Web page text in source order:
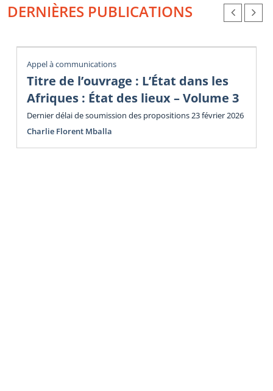
DERNIÈRES PUBLICATIONS
Appel à communications
Titre de l’ouvrage : L’État dans les
Afriques : État des lieux – Volume 3
Dernier délai de soumission des propositions 23 février 2026
Charlie Florent Mballa